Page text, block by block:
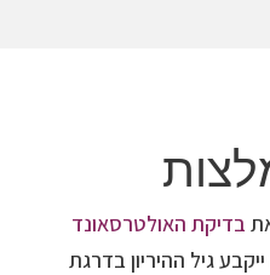
בדיקת האולטרסאונד
גיל ההיריון בדרגת